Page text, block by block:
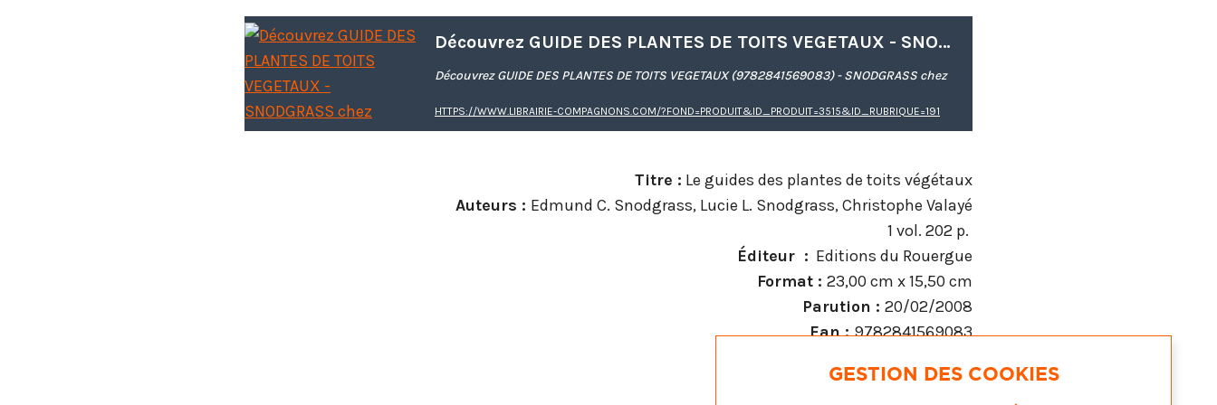
Découvrez GUIDE DES PLANTES DE TOITS VEGETAUX - SNODGRASS chez
Découvrez GUIDE DES PLANTES DE TOITS VEGETAUX (9782841569083) - SNODGRASS chez
HTTPS://WWW.LIBRAIRIE-COMPAGNONS.COM/?FOND=PRODUIT&ID_PRODUIT=3515&ID_RUBRIQUE=191
Titre : Le guides des plantes de toits végétaux
Auteurs : Edmund C. Snodgrass, Lucie L. Snodgrass, Christophe Valayé
1 vol. 202 p.
Éditeur ‏ : ‎ Editions du Rouergue
Format : 23,00 cm x 15,50 cm
Parution : 20/02/2008
Ean :9782841569083
GESTION DES COOKIES